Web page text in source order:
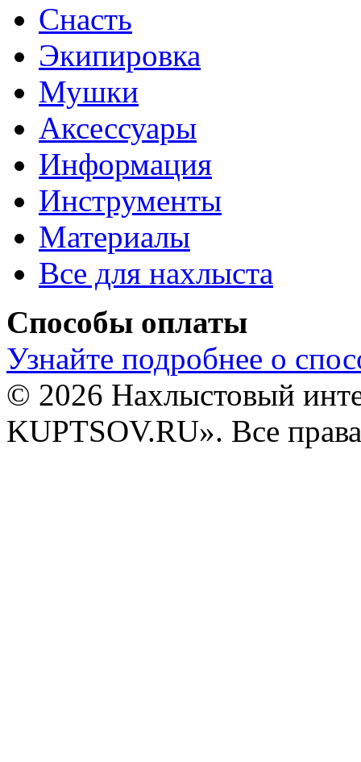
Снасть
Экипировка
Мушки
Аксессуары
Информация
Инструменты
Материалы
Все для нахлыста
Способы оплаты
Узнайте подробнее о
© 2026 Нахлыстовый
KUPTSOV.RU». Все